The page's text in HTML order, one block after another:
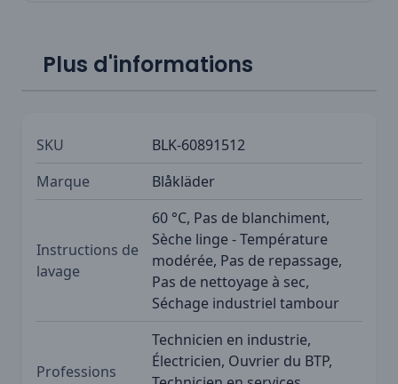
Plus d'informations
SKU
BLK-60891512
Marque
Blåkläder
Instructions de
lavage
60 °C, Pas de blanchiment,
Sèche linge - Température
modérée, Pas de repassage,
Pas de nettoyage à sec,
Séchage industriel tambour
Professions
Technicien en industrie,
Électricien, Ouvrier du BTP,